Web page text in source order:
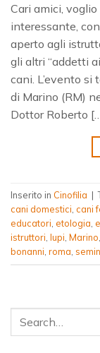
Cari amici,
interessante,
aperto agli
gli altri “addetti
cani. L’evento si
di Marino (RM)
Dottor Roberto
Inserito in Cinofilia |
cani domestici cani
educatori etologia
istruttori lupi Marino
bonanni roma